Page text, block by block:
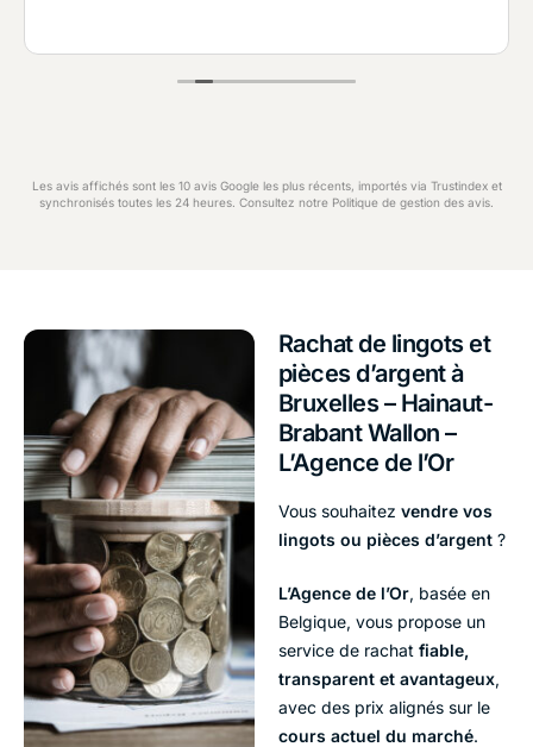
Les avis affichés sont les 10 avis Google les plus récents, importés via Trustindex et
synchronisés toutes les 24 heures. Consultez notre Politique de gestion des avis
Rachat de lingots et
pièces d’argent à
Bruxelles – Hainaut-
Brabant Wallon –
L’Agence de l’Or
Vous souhaitez vendre vos
lingots ou pièces d’argent ?
L’Agence de l’Or, basée en
Belgique, vous propose un
service de rachat fiable,
transparent et avantageux,
avec des prix alignés sur le
cours actuel du marché.